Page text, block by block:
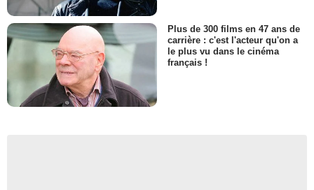
Plus de 300 films en 47 ans de
carrière : c'est l'acteur qu'on a
le plus vu dans le cinéma
français !